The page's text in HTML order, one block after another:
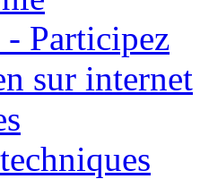
Participez
sur internet